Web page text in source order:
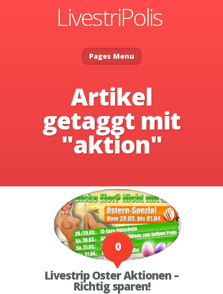
Pages Menu
Artikel
getaggt mit
"aktion"
0
Livestrip Oster Aktionen –
Richtig sparen!